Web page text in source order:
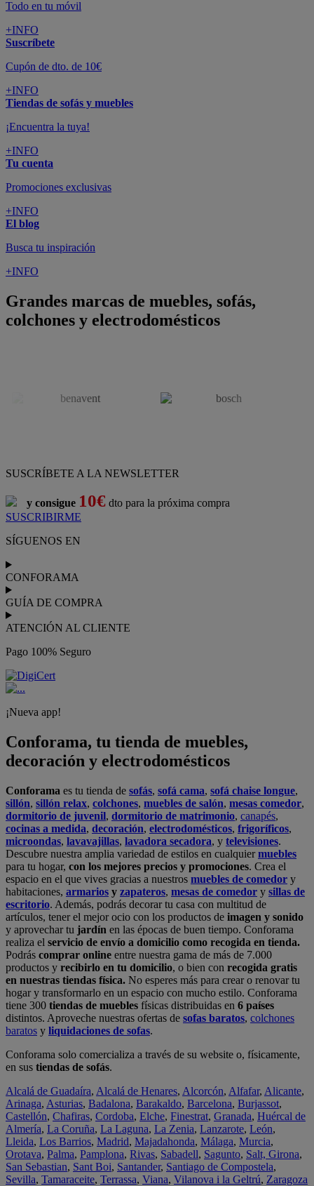
Todo en tu móvil
+INFO
Suscríbete
Cupón de dto. de 10€
+INFO
Tiendas de sofás y muebles
¡Encuentra la tuya!
+INFO
Tu cuenta
Promociones exclusivas
+INFO
El blog
Busca tu inspiración
+INFO
Grandes marcas de muebles, sofás,
colchones y electrodomésticos
SUSCRÍBETE A LA NEWSLETTER
y consigue 10€ dto para la próxima compra
SUSCRIBIRME
SÍGUENOS EN
CONFORAMA
GUÍA DE COMPRA
ATENCIÓN AL CLIENTE
Pago 100% Seguro
¡Nueva app!
Conforama, tu tienda de muebles,
decoración y electrodomésticos
Conforama es tu tienda de sofás, sofá cama, sofá chaise longue,
sillón, sillón relax, colchones, muebles de salón, mesas comedor,
dormitorio de juvenil, dormitorio de matrimonio, canapés,
cocinas a medida, decoración, electrodomésticos, frigoríficos,
microondas, lavavajillas, lavadora secadora, y televisiones.
Descubre nuestra amplia variedad de estilos en cualquiermuebles
para tu hogar, con los mejores precios y promociones. Crea el
espacio en el que vives gracias a nuestros muebles de comedor y
habitaciones, armarios y zapateros, mesas de comedor y sillas de
escritorio. Además, podrás decorar tu casa con multitud de
artículos, tener el mejor ocio con los productos de imagen y sonido
y aprovechar tu jardín en las épocas de buen tiempo. Conforama
realiza el servicio de envío a domicilio como recogida en tienda.
Podrás comprar online entre nuestra gama de más de 7.000
productos y recibirlo en tu domicilio, o bien con recogida gratis
en nuestras tiendas física. No esperes más para crear o renovar tu
hogar y transformarlo en un espacio con mucho estilo. Conforama
tiene 300 tiendas de muebles físicas distribuidas en 6 países
distintos. Aproveche nuestras ofertas de sofas baratos, colchones
baratos y liquidaciones de sofas.
Conforama solo comercializa a través de su website o, físicamente,
en sus tiendas de sofás.
Alcalá de Guadaíra, Alcalá de Henares, Alcorcón, Alfafar, Alicante,
Arinaga, Asturias, Badalona, Barakaldo, Barcelona, Burjassot,
Castellón, Chafiras, Cordoba, Elche, Finestrat, Granada, Huércal de
Almería, La Coruña, La Laguna, La Zenia, Lanzarote, León,
Lleida, Los Barrios, Madrid, Majadahonda, Málaga, Murcia,
Orotava, Palma, Pamplona, Rivas, Sabadell, Sagunto, Salt, Girona,
San Sebastian, Sant Boi, Santander, Santiago de Compostela,
Sevilla, Tamaraceite, Terrassa, Viana, Vilanova i la Geltrú, Zaragoza